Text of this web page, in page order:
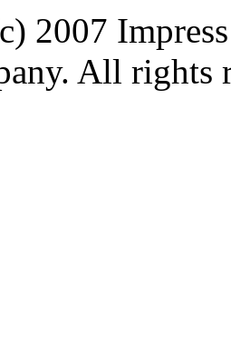
2007
All rights